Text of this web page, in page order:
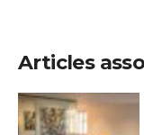
Articles